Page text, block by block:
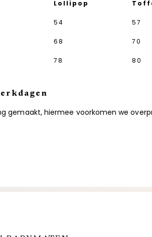
Lollipop
54 57
68 70
78 80
gemaakt, hiermee voorkomen we